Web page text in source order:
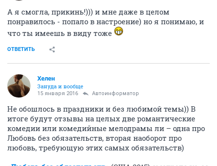
А я смогла, прикинь!))) и мне даже в целом
понравилось - попало в настроение) но я понимаю, и
что ты имеешь в виду тоже
ОТВЕТИТЬ
Хелен
Зануда и вообще
15 января 2016 Автоинформатор
Не обошлось в праздники и без любимой темы)) В
итоге будут отзывы на целых две романтические
комедии или комедийные мелодрамы ли – одна про
Любовь без обязательств, вторая наоборот про
любовь, требующую этих самых обязательств)